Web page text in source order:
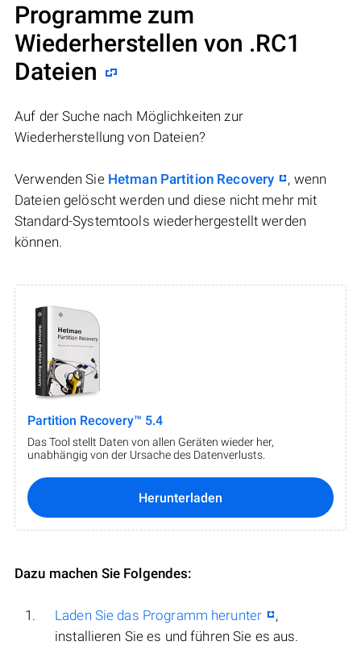
Programme zum
Wiederherstellen von .RC1
Dateien
Auf der Suche nach Möglichkeiten zur
Wiederherstellung von Dateien?
Verwenden Sie Hetman Partition Recovery
, wenn
Dateien gelöscht werden und diese nicht mehr mit
Standard-Systemtools wiederhergestellt werden
können.
Partition Recovery™ 5.4
Das Tool stellt Daten von allen Geräten wieder her,
unabhängig von der Ursache des Datenverlusts.
Herunterladen
Dazu machen Sie Folgendes:
Laden Sie das Programm herunter
,
installieren Sie es und führen Sie es aus.